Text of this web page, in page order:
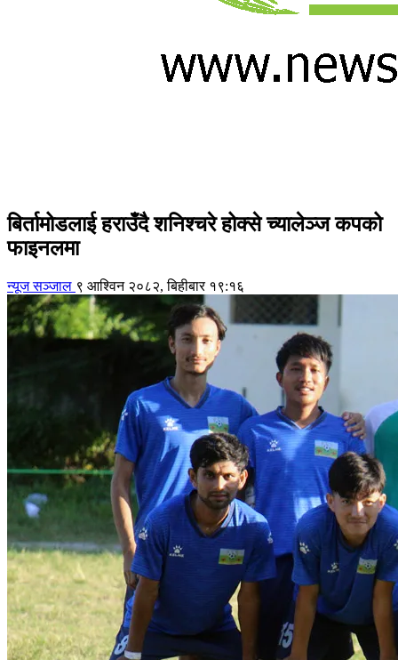
बिर्तामोडलाई हराउँदै शनिश्चरे होक्से च्यालेञ्ज कपको
फाइनलमा
न्यूज सञ्जाल ९ आश्विन २०८२, बिहीबार १९:१६